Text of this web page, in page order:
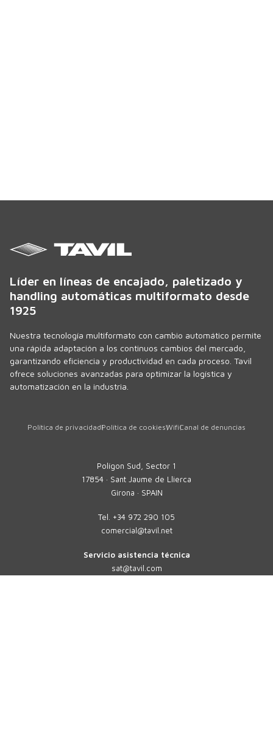
Líder en líneas de encajado, paletizado y
handling automáticas multiformato desde
1925
Nuestra tecnología multiformato con cambio automático permite
una rápida adaptación a los continuos cambios del mercado,
garantizando eficiencia y productividad en cada proceso. Tavil
ofrece soluciones avanzadas para optimizar la logística y
automatización en la industria.
Política de privacidadPolítica de cookiesWifiCanal de denuncias
Polígon Sud, Sector 1
17854 · Sant Jaume de Llierca
Girona · SPAIN
Tel. +34 972 290 105
comercial@tavil.net
Servicio asistencia técnica
sat@tavil.com